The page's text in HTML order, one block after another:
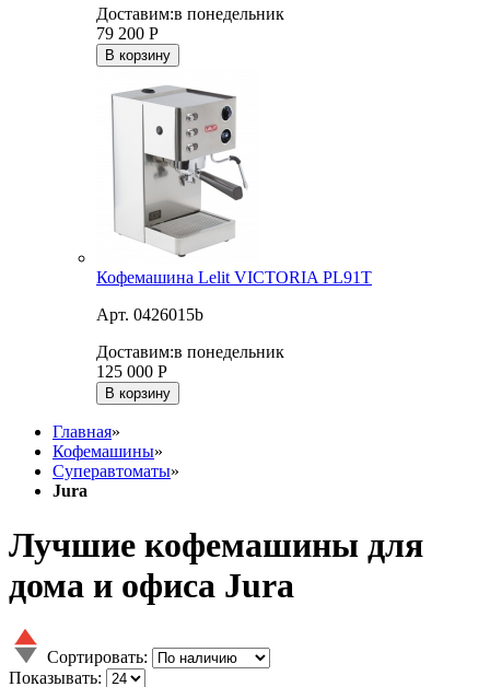
Доставим:в понедельник
79 200 Р
В корзину
Кофемашина Lelit VICTORIA PL91T
Арт. 0426015b
Доставим:в понедельник
125 000 Р
В корзину
Главная»
Кофемашины»
Суперавтоматы»
Jura
Лучшие кофемашины для
дома и офиса Jura
Сортировать:
Показывать: